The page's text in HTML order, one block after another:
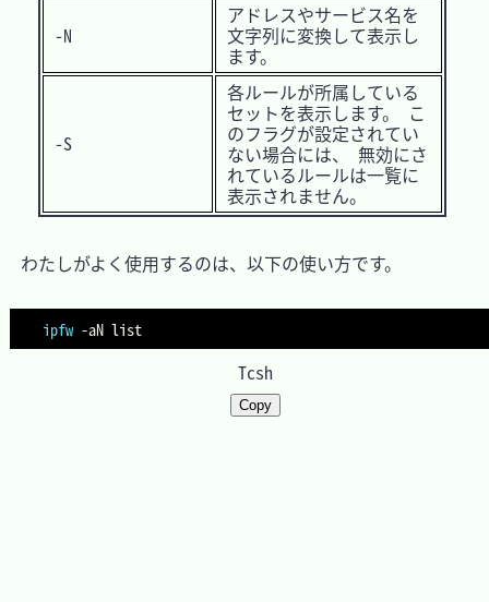
-N
アドレスやサービス名を
文字列に変換して表示し
ます。
-S
各ルールが所属している
セットを表示します。 こ
のフラグが設定されてい
ない場合には、 無効にさ
れているルールは一覧に
表示されません。
わたしがよく使用するのは、以下の使い方です。
ipfw -aN
Tcsh
Copy